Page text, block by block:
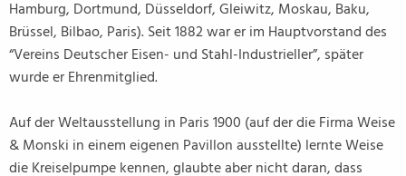
Hamburg, Dortmund, Düsseldorf, Gleiwitz, Moskau, Baku,
Brüssel, Bilbao, Paris). Seit 1882 war er im Hauptvorstand des
“Vereins Deutscher Eisen- und Stahl-Industrieller”, später
wurde er Ehrenmitglied.
Auf der Weltausstellung in Paris 1900 (auf der die Firma Weise
& Monski in einem eigenen Pavillon ausstellte) lernte Weise
die Kreiselpumpe kennen, glaubte aber nicht daran, dass